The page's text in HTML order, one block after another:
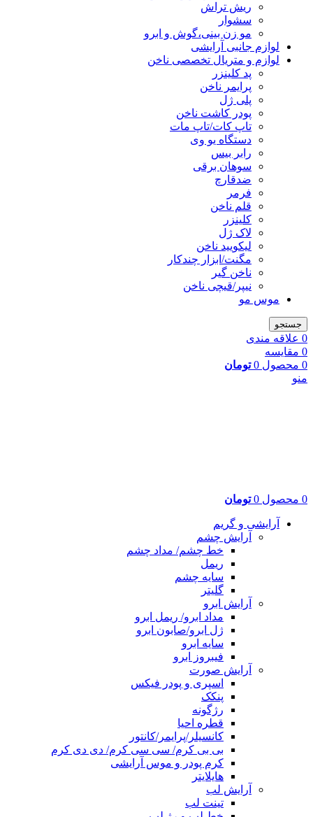
ریش تراش
سشوار
مو زن بینی،گوش و ابرو
لوازم جانبی آرایشی
لوازم و متریال تخصصی ناخن
پد کلینزر
پرایمر ناخن
پلی ژل
پودر کاشت ناخن
تاپ کات/تاپ مات
دستگاه یو وی
رابر بیس
سوهان برقی
ضدقارچ
فرمر
قلم ناخن
کلینزر
لاک ژل
لیکوييد ناخن
مگنت/ابزار چندکار
ناخن گیر
نیپر/قیچی ناخن
موس مو
جستجو
0 علاقه مندی
0 مقایسه
0 محصول 0 تومان
منو
0 محصول 0 تومان
آرایشی و گریم
آرایش چشم
خط چشم/ مداد چشم
ریمل
سایه چشم
گلیتر
آرایش ابرو
مداد ابرو/ ریمل ابرو
ژل ابرو/صابون ابرو
سایه ابرو
فیبروز ابرو
آرایش صورت
اسپری و پودر فیکس
پنکک
رژگونه
قطره احیا
کانسیلر/پرایمر/کانتور
بی بی کرم/ سی سی کرم/ دی دی کرم
کرم پودر و موس آرایشی
هایلایتر
آرایش لب
تینت لب